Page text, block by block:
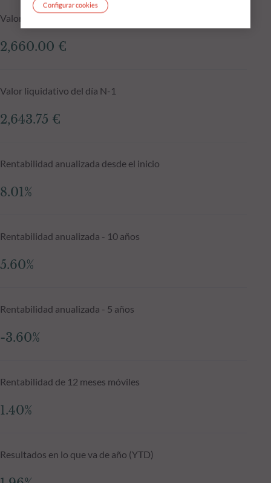
Valor liquidativo a 05.08.2026
2,660.00 €
Valor liquidativo del día N-1
2,643.75 €
Rentabilidad anualizada desde el inicio
8.01%
Rentabilidad anualizada - 10 años
5.60%
Rentabilidad anualizada - 5 años
-3.60%
Rentabilidad de 12 meses móviles
1.40%
Resultados en lo que va de año (YTD)
Configurar cookies